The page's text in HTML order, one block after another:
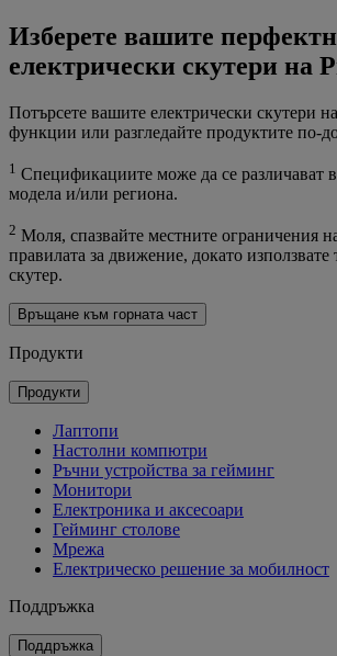
Изберете вашите
електрически скутери на
Потърсете вашите електрически скутери
функции или разгледайте продуктите по-
1 Спецификациите може да се различават
модела и/или региона.
2 Моля, спазвайте местните ограничения
правилата за движение, докато използвате
скутер.
Връщане към горната част
Продукти
Продукти
Лаптопи
Настолни компютри
Ръчни устройства за гейминг
Монитори
Електроника и аксесоари
Гейминг столове
Мрежа
Електрическо решение за мобилност
Поддръжка
Поддръжка